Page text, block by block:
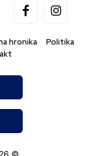
hronika
Politika
©